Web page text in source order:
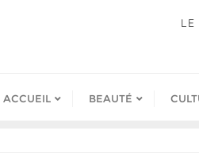
ACCUEIL BEAUTÉ